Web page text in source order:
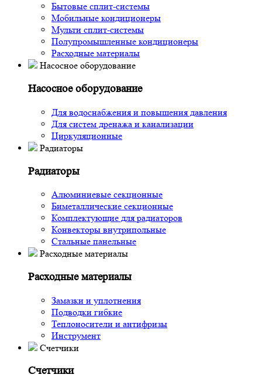
Бытовые сплит-системы
Мобильные кондиционеры
Мульти сплит-системы
Полупромышленные кондиционеры
Расходные материалы
Насосное оборудование
Насосное оборудование
Для водоснабжения и повышения давления
Для систем дренажа и канализации
Циркуляционные
Радиаторы
Радиаторы
Алюминиевые секционные
Биметаллические секционные
Комплектующие для радиаторов
Конвекторы внутрипольные
Стальные панельные
Расходные материалы
Расходные материалы
Замазки и уплотнения
Подводки гибкие
Теплоносители и антифризы
Инструмент
Счетчики
Счетчики